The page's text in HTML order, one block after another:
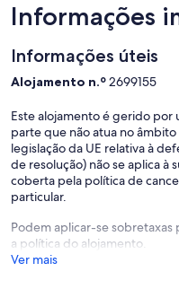
Informações
Informações úteis
Alojamento n.º2699155
Este alojamento é gerido por
parte que não atua no
legislação da UE relativa à
de resolução) não se aplica à
coberta pela política de
particular.
Podem aplicar-se
a política do alojamento.
Ver mais